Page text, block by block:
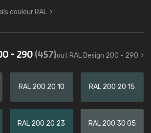
couleur RAL
- 290(457)tout RAL Design 200 - 290
RAL 200 20 10 RAL 200 20 15
RAL 200 20 23 RAL 200 30 05